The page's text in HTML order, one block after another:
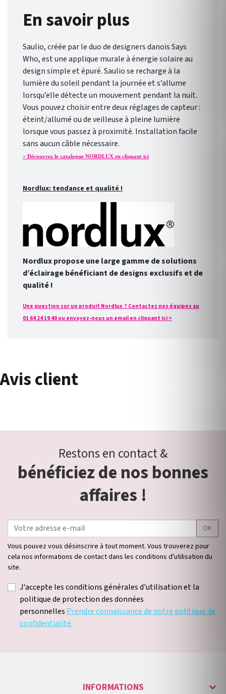
En savoir plus
Saulio, créée par le duo de designers danois Says
Who, est une applique murale à énergie solaire au
design simple et épuré. Saulio se recharge à la
lumière du soleil pendant la journée et s’allume
lorsqu’elle détecte un mouvement pendant la nuit.
Vous pouvez choisir entre deux réglages de capteur :
éteint/allumé ou de veilleuse à pleine lumière
lorsque vous passez à proximité. Installation facile
sans aucun câble nécessaire.
> Découvrez le catalogue NORDLUX en cliquant ici
Nordlux: tendance et qualité !
Nordlux propose une large gamme de solutions
d’éclairage bénéficiant de designs exclusifs et de
qualité !
Une question sur un produit Nordlux ? Contactez nos équipes au
01 64 24 19 40 ou envoyez-nous un email en cliquant ici >
Avis client
Restons en contact &
bénéficiez de nos bonnes
affaires !
OK
Vous pouvez vous désinscrire à tout moment. Vous trouverez pour
cela nos informations de contact dans les conditions d'utilisation du
site.
J'accepte les conditions générales d'utilisation et la
politique de protection des données
personnelles Prendre connaissance de notre politique de
confidentialité.
INFORMATIONS